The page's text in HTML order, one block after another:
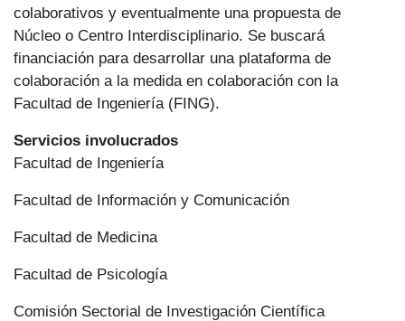
colaborativos y eventualmente una propuesta de
Núcleo o Centro Interdisciplinario. Se buscará
financiación para desarrollar una plataforma de
colaboración a la medida en colaboración con la
Facultad de Ingeniería (FING).
Servicios involucrados
Facultad de Ingeniería
Facultad de Información y Comunicación
Facultad de Medicina
Facultad de Psicología
Comisión Sectorial de Investigación Científica